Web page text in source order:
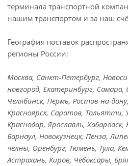
терминала транспортной
нашим транспортом и за наш
География поставок
регионы России:
Москва, Санкт-Петербург,
новгород, Екатеринбург, Самара,
Челябинск, Пермь, Ростов-на-
Красноярск, Саратов, Тольятти,
Краснодар, Ярославль,
Барнаул, Новокузнецк, Пенза,
челны, Оренбург, Тюмень, Тула,
Астрахань, Киров, Чебоксары,